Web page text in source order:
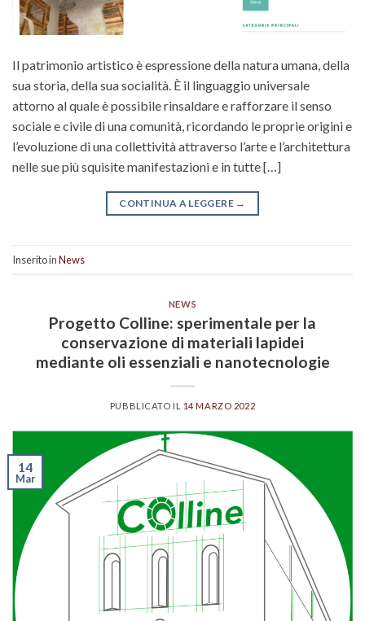
Il patrimonio artistico è espressione della natura umana, della
sua storia, della sua socialità. È il linguaggio universale
attorno al quale è possibile rinsaldare e rafforzare il senso
sociale e civile di una comunità, ricordando le proprie origini e
l’evoluzione di una collettività attraverso l’arte e l’architettura
nelle sue più squisite manifestazioni e in tutte […]
CONTINUA A LEGGERE →
Inserito inNews
NEWS
Progetto Colline: sperimentale per la
conservazione di materiali lapidei
mediante oli essenziali e nanotecnologie
PUBBLICATO IL 14 MARZO 2022
14
Mar